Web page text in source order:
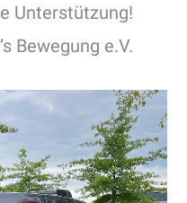
Unterstützung!
Bewegung e.V.